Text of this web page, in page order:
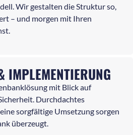
Wir gestalten die Struktur so,
– und morgen mit Ihren
IMPLEMENTIERUNG
mit Blick auf
Durchdachtes
sorgfältige Umsetzung sorgen
überzeugt.